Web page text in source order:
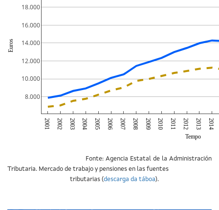
2001 2002 2003 2004 2005 2006 2007 2008 2009 2010 2011 2012 2013 2014
8.000
10.000
12.000
14.000
16.000
18.000
Tempo
Euros
Fonte: Agencia Estatal de la Administración
Tributaria. Mercado de trabajo y pensiones en las fuentes
tributarias (descarga da táboa).